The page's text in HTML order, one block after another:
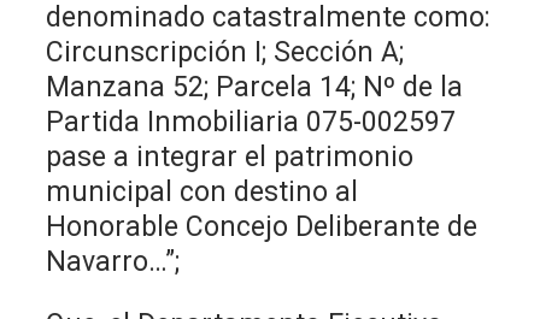
denominado catastralmente como:
Circunscripción I; Sección A;
Manzana 52; Parcela 14; Nº de la
Partida Inmobiliaria 075-002597
pase a integrar el patrimonio
municipal con destino al
Honorable Concejo Deliberante de
Navarro…”;